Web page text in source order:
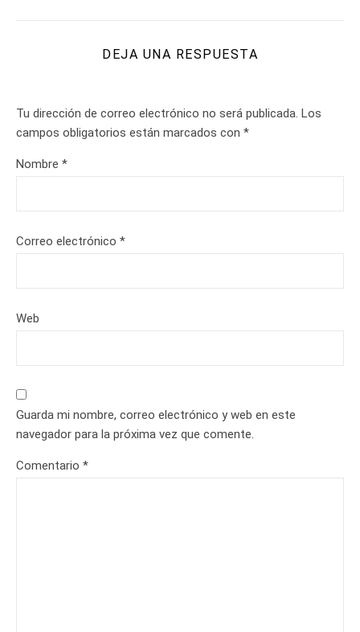
DEJA UNA RESPUESTA
Tu dirección de correo electrónico no será publicada. Los
campos obligatorios están marcados con *
Nombre *
Correo electrónico *
Web
Guarda mi nombre, correo electrónico y web en este
navegador para la próxima vez que comente.
Comentario *